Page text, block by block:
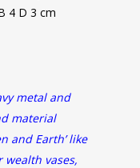
4 D 3 cm
metal and
material
and Earth’ like
vases,